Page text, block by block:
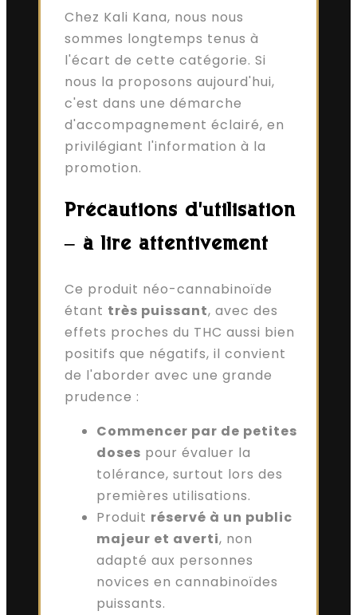
Chez Kali Kana, nous nous
sommes longtemps tenus à
l'écart de cette catégorie. Si
nous la proposons aujourd'hui,
c'est dans une démarche
d'accompagnement éclairé, en
privilégiant l'information à la
promotion.
Précautions d'utilisation
– à lire attentivement
Ce produit néo-cannabinoïde
étant très puissant, avec des
effets proches du THC aussi bien
positifs que négatifs, il convient
de l'aborder avec une grande
prudence :
Commencer par de petites
doses pour évaluer la
tolérance, surtout lors des
premières utilisations.
Produit réservé à un public
majeur et averti, non
adapté aux personnes
novices en cannabinoïdes
puissants.